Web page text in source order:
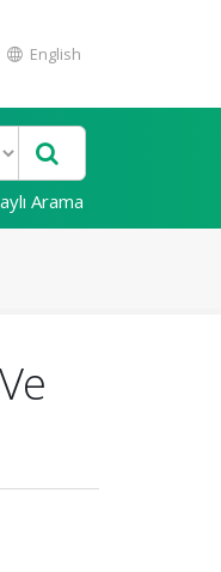
English
Arama